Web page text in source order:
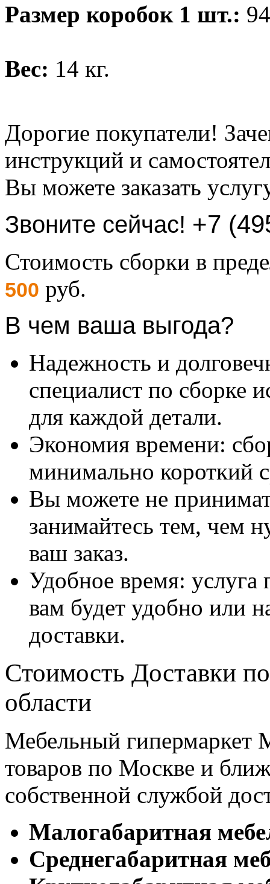
Размер коробок 1 шт.:
Вес: 14 кг.
Дорогие покупатели!
инструкций и
Вы можете заказать
Звоните сейчас! +7
Стоимость сборки в
500 руб.
В чем ваша выгода?
Надежность и
специалист по сборке
для каждой детали.
Экономия времени:
минимально короткий
Вы можете не
занимайтесь тем, чем
ваш заказ.
Удобное время: услуга
вам будет удобно или
доставки.
Стоимость Доставки
области
Мебельный гипермаркет
товаров по Москве и
собственной службой
Малогабаритная
Cреднегабаритная